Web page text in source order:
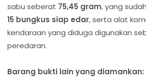
sabu seberat 75,45 gram, yang
15 bungkus siap edar, serta alat
kendaraan yang diduga digunakan
peredaran.
Barang bukti lain yang diamankan: